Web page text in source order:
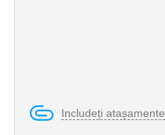
Includeți atașamente